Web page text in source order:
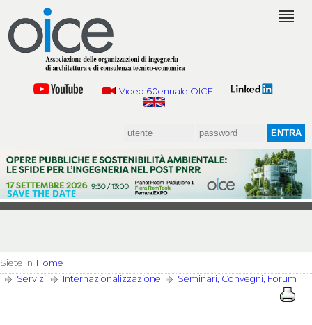
Video 60ennale OICE
Siete in Home
Servizi
Internazionalizzazione Seminari, Convegni, Forum